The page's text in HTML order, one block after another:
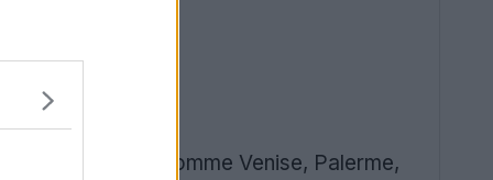
Des équipes comme Venise, Palerme,